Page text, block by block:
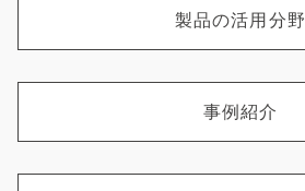
製品の活用分野
事例紹介